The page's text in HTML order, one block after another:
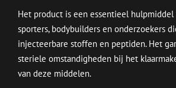
Het product is een essentieel hulpmiddel
sporters, bodybuilders en onderzoekers
injecteerbare stoffen en peptiden. Het
steriele omstandigheden bij het
van deze middelen.